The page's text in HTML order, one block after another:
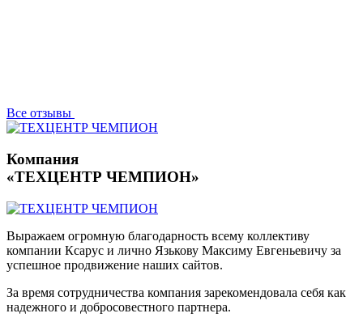
Все отзывы
Компания
«ТЕХЦЕНТР ЧЕМПИОН»
Выражаем огромную благодарность всему коллективу
компании Ксарус и лично Язькову Максиму Евгеньевичу за
успешное продвижение наших сайтов.
За время сотрудничества компания зарекомендовала себя как
надежного и добросовестного партнера.